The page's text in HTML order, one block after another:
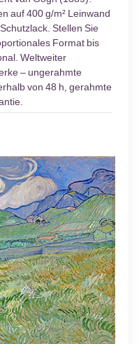
auf 400 g/m² Leinwand
Stellen Sie
Format bis
Weltweiter
– ungerahmte
von 48 h, gerahmte